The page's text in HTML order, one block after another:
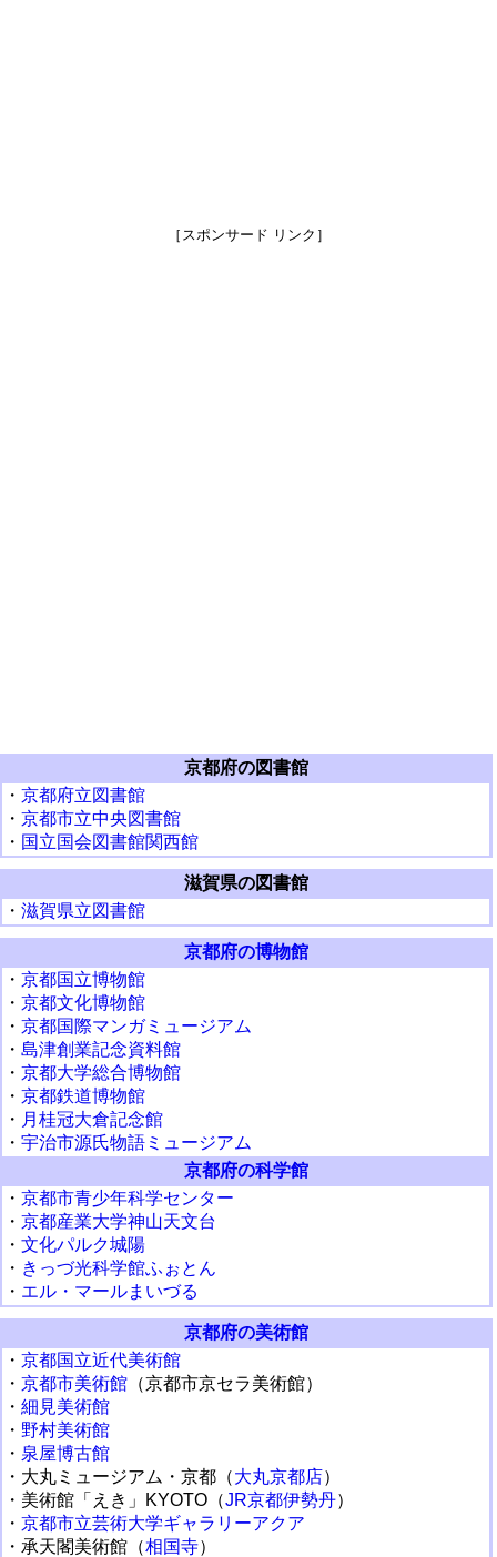
［スポンサード リンク］
京都府の図書館
・ 京都府立図書館
・ 京都市立中央図書館
・ 国立国会図書館関西館
滋賀県の図書館
・ 滋賀県立図書館
京都府の博物館
・ 京都国立博物館
・ 京都文化博物館
・ 京都国際マンガミュージアム
・ 島津創業記念資料館
・ 京都大学総合博物館
・ 京都鉄道博物館
・ 月桂冠大倉記念館
・ 宇治市源氏物語ミュージアム
京都府の科学館
・ 京都市青少年科学センター
・ 京都産業大学神山天文台
・ 文化パルク城陽
・ きっづ光科学館ふぉとん
・ エル・マールまいづる
京都府の美術館
・ 京都国立近代美術館
・ 京都市美術館 （京都市京セラ美術館）
・ 細見美術館
・ 野村美術館
・ 泉屋博古館
・大丸ミュージアム・京都（大丸京都店）
・美術館「えき」KYOTO（JR京都伊勢丹）
・ 京都市立芸術大学ギャラリーアクア
・承天閣美術館（相国寺）